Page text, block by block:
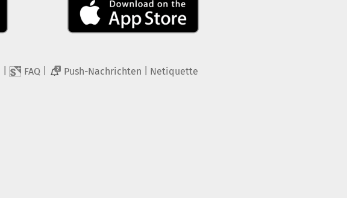
FAQ 2 Push-Nachrichten Netiquette